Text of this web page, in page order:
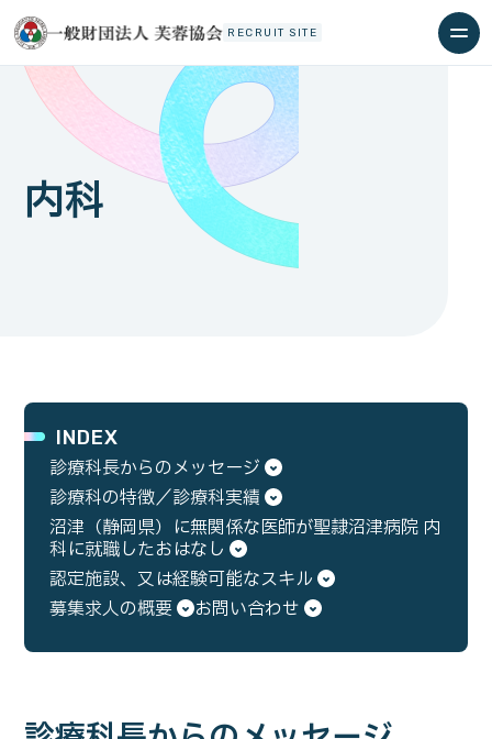
RECRUIT SITE
内科
INDEX
診療科長からのメッセージ
診療科の特徴／診療科実績
沼津（静岡県）に無関係な医師が聖隷沼津病院 内
科に就職したおはなし
認定施設、又は経験可能なスキル
募集求人の概要
お問い合わせ